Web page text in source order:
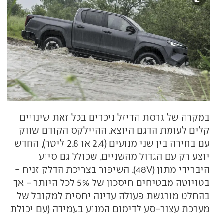
במקרה של גרסת הדיזל ניכרים בכל זאת שינויים
קלים לעומת הדגם היוצא. ההיילקס הקודם שווק
עם בחירה בין שני מנועים (2.4 או 2.8 ליטר), החדש
יוצע רק עם הגדול מהשניים, שכולל גם סיוע
היברידי מתון (48V). השיפור בצריכת הדלק זניח -
בטויוטה מבטיחים חיסכון של 5% לכל היותר - אך
בהחלט מורגשת פעולה עדינה יחסית למקובל של
מערכת עצור-סע לדימום המנוע בעמידה (עם יכולת